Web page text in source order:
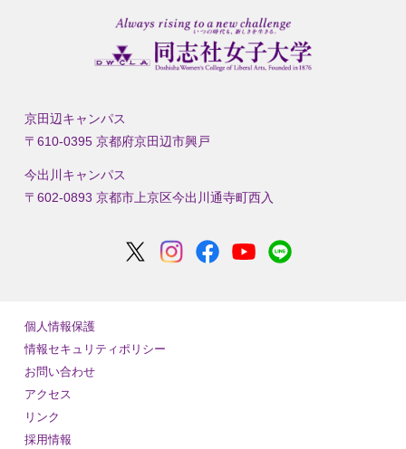
京田辺キャンパス
〒610-0395 京都府京田辺市興戸
今出川キャンパス
〒602-0893 京都市上京区今出川通寺町西入
個人情報保護
情報セキュリティポリシー
お問い合わせ
アクセス
リンク
採用情報